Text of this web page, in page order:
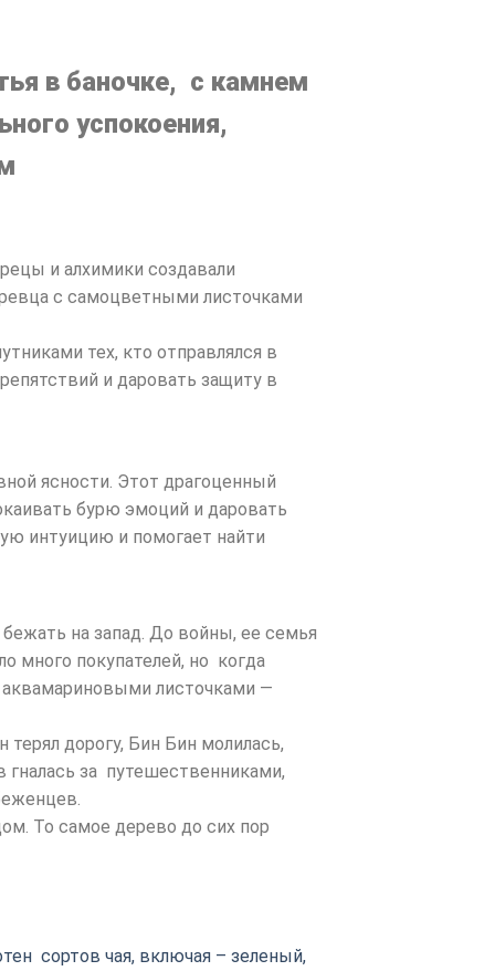
в баночке, с камнем
успокоения,
и алхимики создавали
с самоцветными листочками
тех, кто отправлялся в
и даровать защиту в
ясности. Этот драгоценный
бурю эмоций и даровать
интуицию и помогает найти
на запад. До войны, ее семья
много покупателей, но когда
листочками —
дорогу, Бин Бин молилась,
гналась за путешественниками,
То самое дерево до сих пор
сортов чая, включая – зеленый,